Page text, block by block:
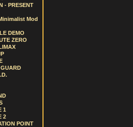
- PRESENT
Mod
DEMO
ZERO
1
2
POINT